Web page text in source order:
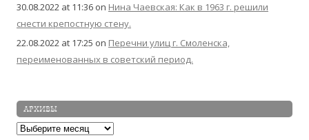
30.08.2022 at 11:36 on Нина Чаевская: Как в 1963 г. решили
снести крепостную стену.
22.08.2022 at 17:25 on Перечни улиц г. Смоленска,
переименованных в советский период.
АРХИВЫ
Архивы